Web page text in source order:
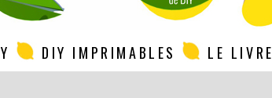
DIY IMPRIMABLES LE LIVRE